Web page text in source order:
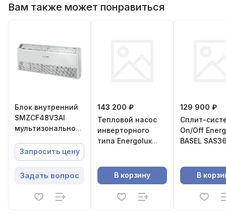
Вам также может понравиться
Блок внутренний
SMZCF48V3AI
мультизональной
потолочного
типа,Energolux
Запросить цену
Задать вопрос
143 200 ₽
Тепловой насос
инверторного
типа Energolux
SAU18DL2-AI
В корзину
129 900 ₽
Сплит-
On/Off
BASEL
В